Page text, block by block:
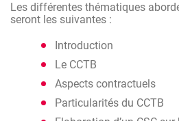
Les différentes thématiques
seront les suivantes :
Introduction
Le CCTB
Aspects contractuels
Particularités du CCTB